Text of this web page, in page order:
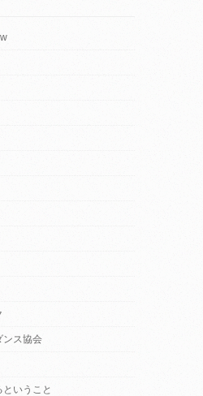
ンス協会
いうこと